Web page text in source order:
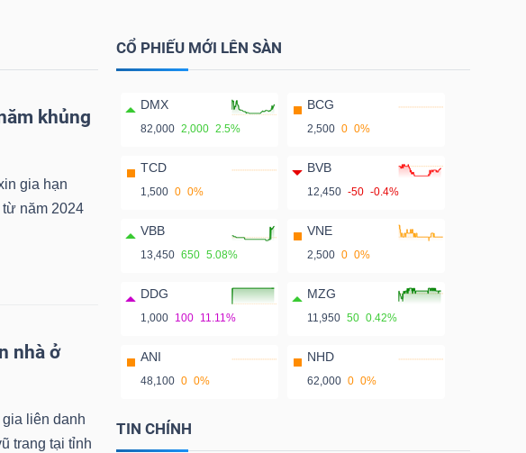
khủng
gia hạn
năm 2024
nhà ở
liên danh
trang tại tỉnh
CỔ PHIẾU MỚI LÊN SÀN
DMX
82,000 2,000 2.5%
BCG
2,500 0 0%
TCD
1,500 0 0%
BVB
12,450 -50 -0.4%
VBB
13,450 650 5.08%
VNE
2,500 0 0%
DDG
1,000 100 11.11%
MZG
11,950 50 0.42%
ANI
48,100 0 0%
NHD
62,000 0 0%
TIN CHÍNH